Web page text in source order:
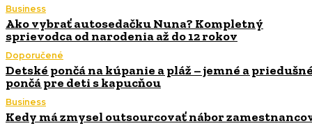
Business
Ako vybrať autosedačku Nuna? Kompletný
sprievodca od narodenia až do 12 rokov
Doporučené
Detské pončá na kúpanie a pláž – jemné a
pončá pre deti s kapucňou
Business
Kedy má zmysel outsourcovať nábor